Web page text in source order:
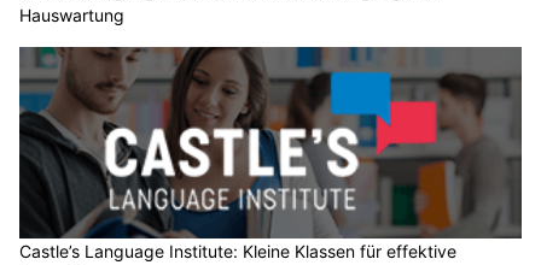
Hauswartung
Castle’s Language Institute: Kleine Klassen für effektive